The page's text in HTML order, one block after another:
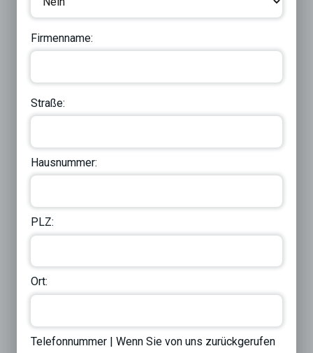
Firmenname:
Straße:
Hausnummer:
PLZ:
Ort:
Telefonnummer | Wenn Sie von uns zurückgerufen